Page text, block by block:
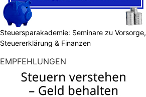
Steuersparakademie: Seminare zu Vorsorge,
Steuererklärung & Finanzen
EMPFEHLUNGEN